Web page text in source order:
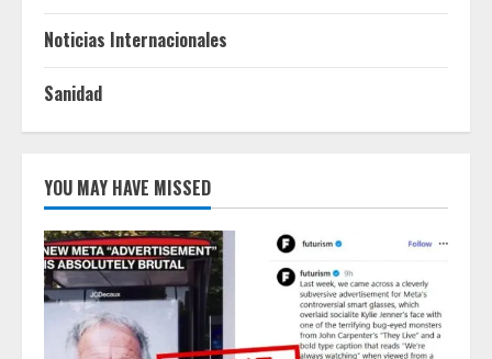
Noticias Internacionales
Sanidad
YOU MAY HAVE MISSED